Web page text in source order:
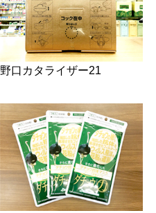
野口カタライザー21